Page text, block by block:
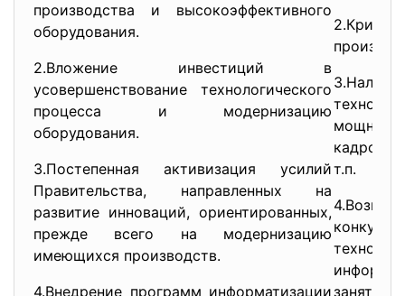
производства и высокоэффективного
оборудования.
2.Вложение инвестиций в
усовершенствование технологического
процесса и модернизацию
оборудования.
3.Постепенная активизация усилий
Правительства, направленных на
развитие инноваций, ориентированных,
прежде всего на модернизацию
имеющихся производств.
4.Внедрение программ информатизации
кадров,
т.п.
занять